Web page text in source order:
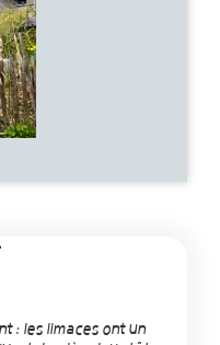
: les limaces ont un